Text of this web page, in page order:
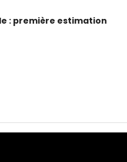
: première estimation